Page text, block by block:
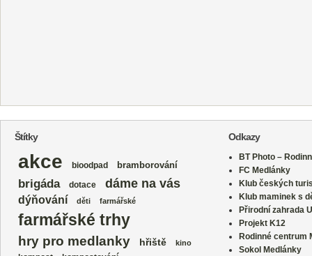
Štítky
akce bioodpad bramborování
brigáda dotace dáme na vás
dýňování děti farmářské
farmářské trhy
hry pro medlanky hřiště kino
Odkazy
BT Photo –
FC Medlánky
Klub českých
Klub maminek s
Přirodní zahrada
Projekt K12
Rodinné centrum
Sokol Medlánky